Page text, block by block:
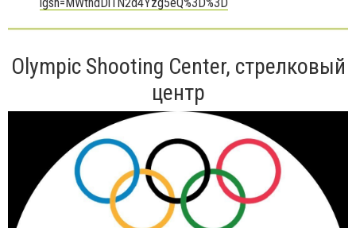
Olympic Shooting Center, стрелковый
центр